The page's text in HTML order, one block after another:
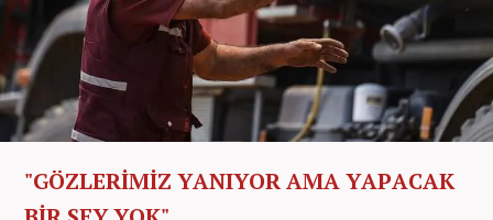
"GÖZLERİMİZ YANIYOR AMA YAPACAK